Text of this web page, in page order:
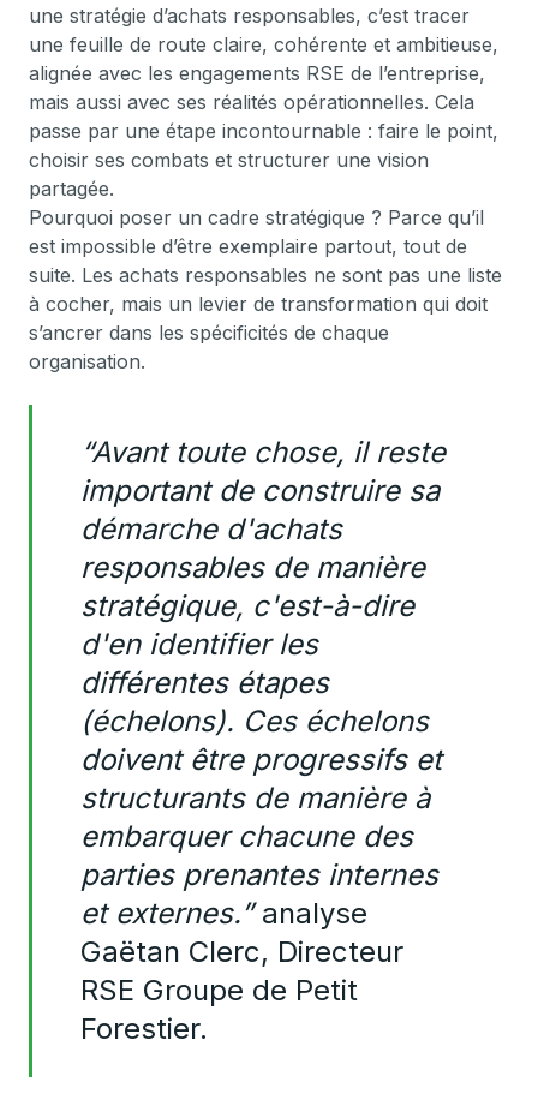
une stratégie d’achats responsables, c’est tracer
une feuille de route claire, cohérente et ambitieuse,
alignée avec les engagements RSE de l’entreprise,
mais aussi avec ses réalités opérationnelles. Cela
passe par une étape incontournable : faire le point,
choisir ses combats et structurer une vision
partagée.
Pourquoi poser un cadre stratégique ? Parce qu’il
est impossible d’être exemplaire partout, tout de
suite. Les achats responsables ne sont pas une liste
à cocher, mais un levier de transformation qui doit
s’ancrer dans les spécificités de chaque
organisation.
“Avant toute chose, il reste
important de construire sa
démarche d'achats
responsables de manière
stratégique, c'est-à-dire
d'en identifier les
différentes étapes
(échelons). Ces échelons
doivent être progressifs et
structurants de manière à
embarquer chacune des
parties prenantes internes
et externes.”analyse
Gaëtan Clerc, Directeur
RSE Groupe de Petit
Forestier.